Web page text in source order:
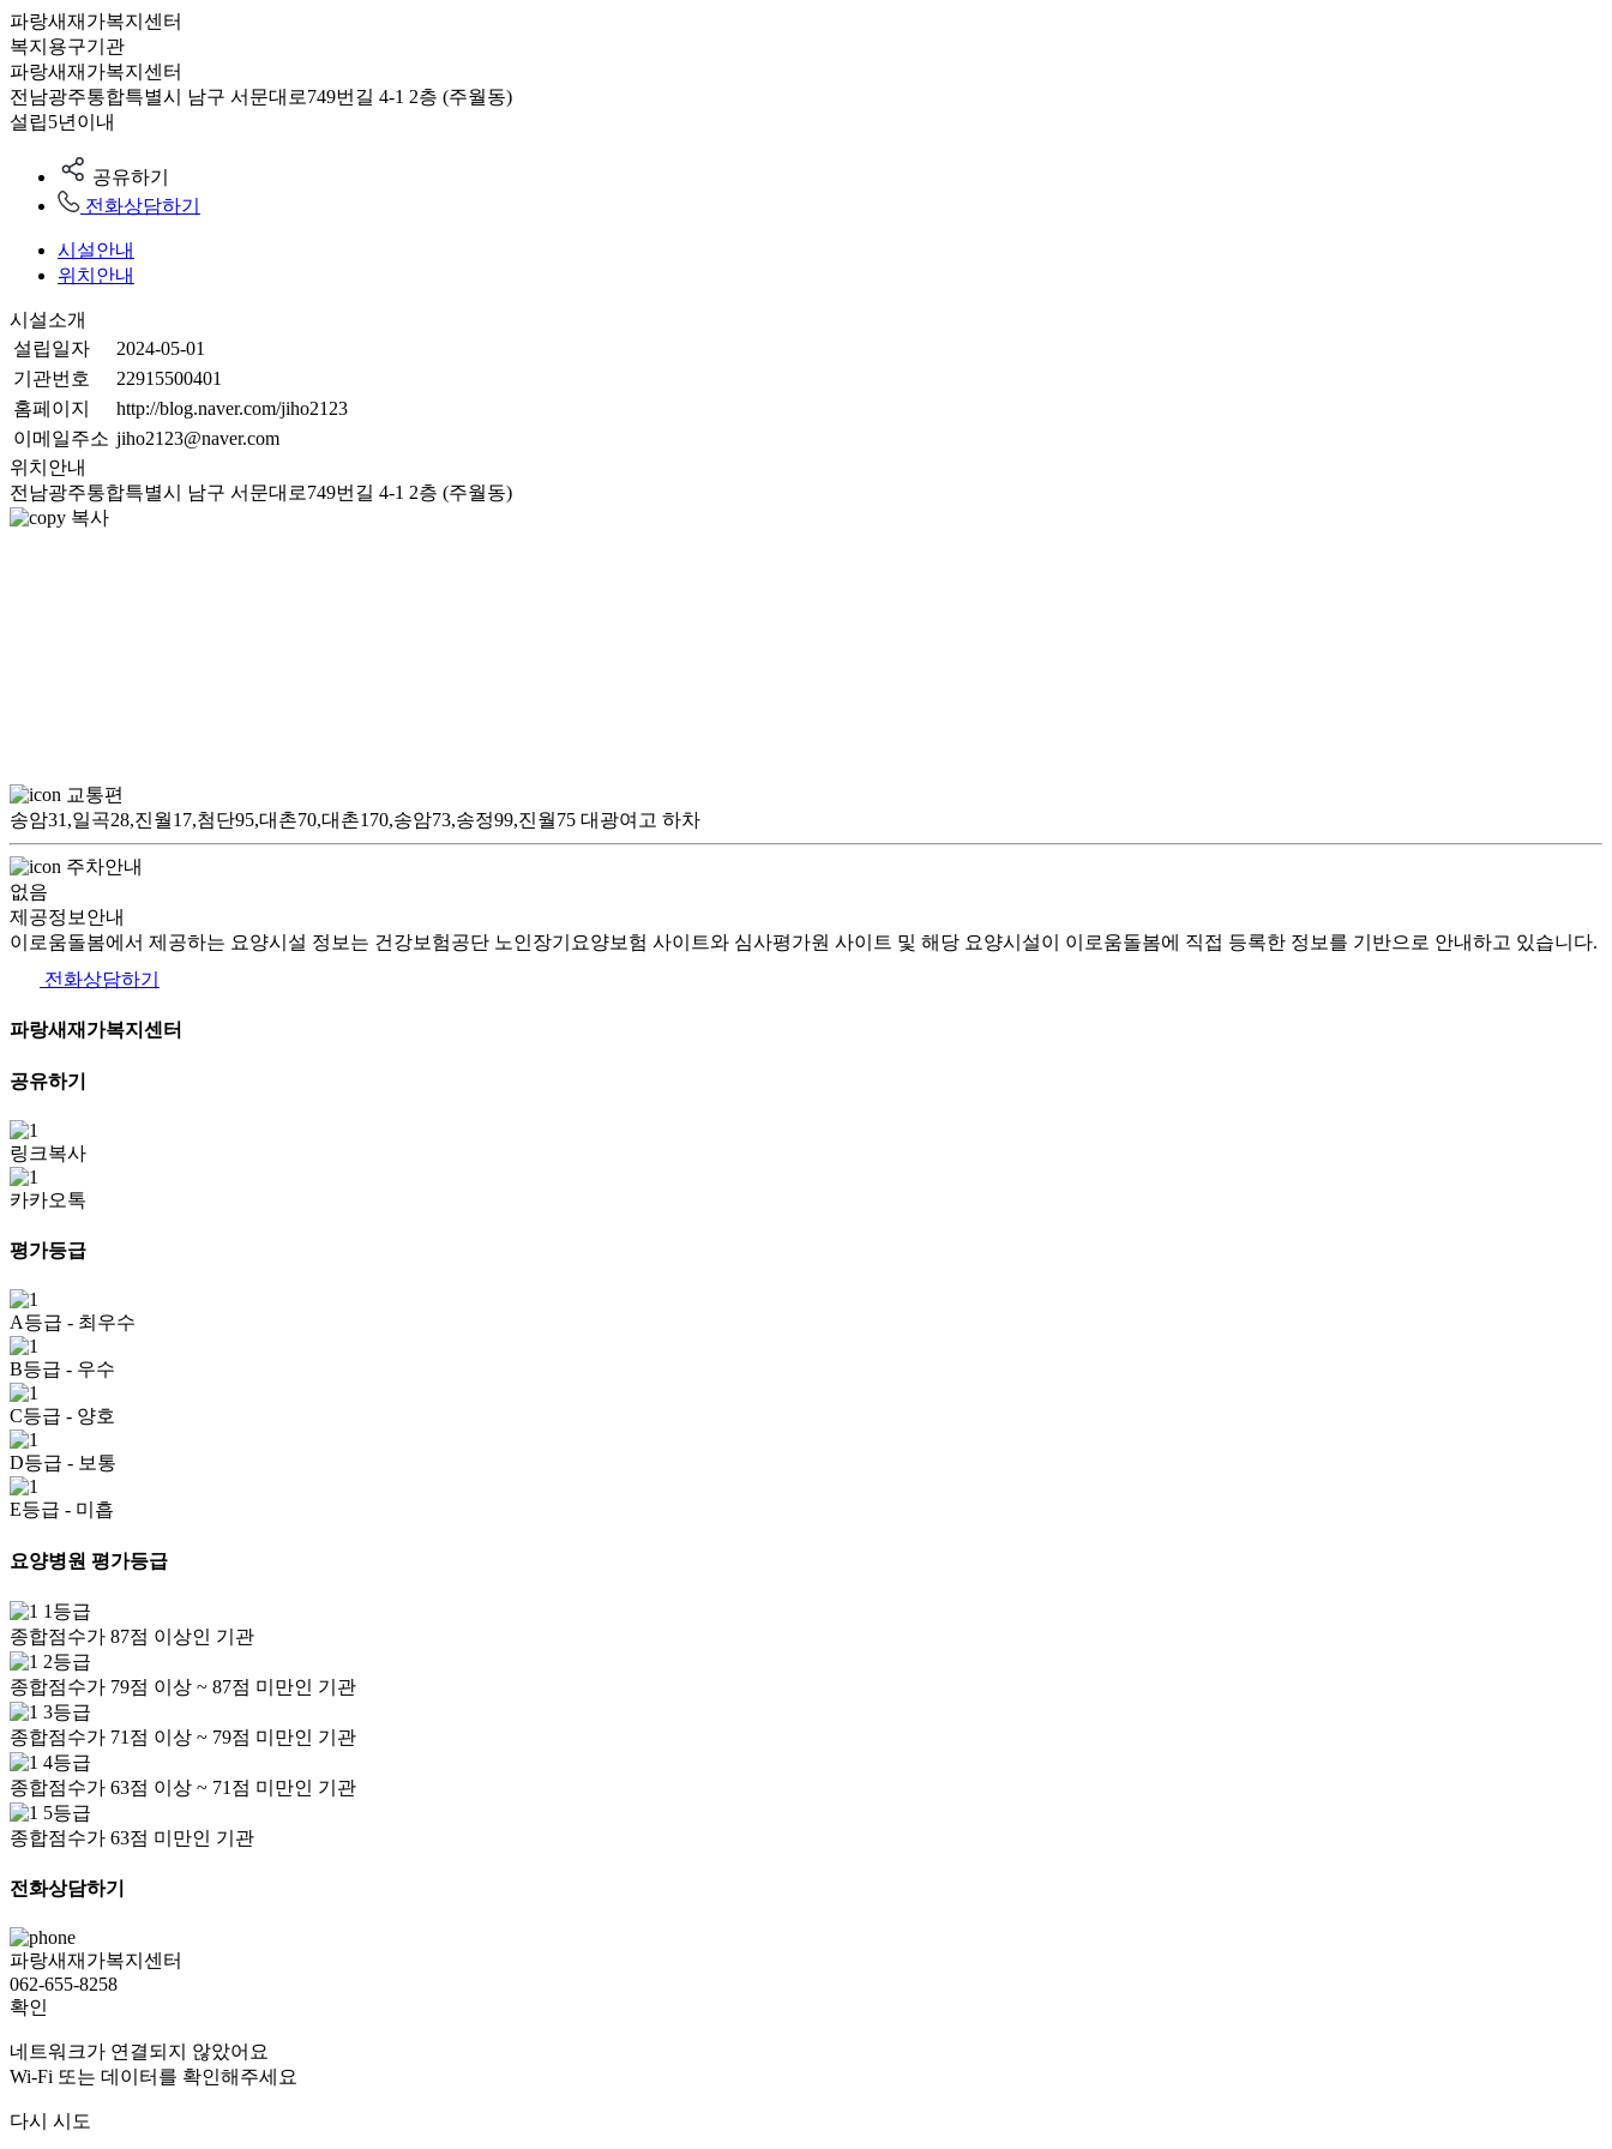
파랑새재가복지센터
복지용구기관
파랑새재가복지센터
전남광주통합특별시 남구 서문대로749번길 4-1 2층 (주월동)
설립5년이내
공유하기
전화상담하기
시설안내
위치안내
시설소개
설립일자
2024-05-01
기관번호
22915500401
홈페이지
http://blog.naver.com/jiho2123
이메일주소 jiho2123@naver.com
위치안내
전남광주통합특별시 남구 서문대로749번길 4-1 2층 (주월동)
복사
교통편
송암31,일곡28,진월17,첨단95,대촌70,대촌170,송암73,송정99,진월75 대광여고 하차
주차안내
없음
제공정보안내
이로움돌봄에서 제공하는 요양시설 정보는 건강보험공단 노인장기요양보험 사이트와 심사평가원 사이트 및 해당 요양시설이 이로움돌봄에 직접 등록한 정보를 기반으로 안내하고 있습니다.
전화상담하기
파랑새재가복지센터
공유하기
링크복사
카카오톡
평가등급
A등급 - 최우수
B등급 - 우수
C등급 - 양호
D등급 - 보통
E등급 - 미흡
요양병원 평가등급
1등급
종합점수가 87점 이상인 기관
2등급
종합점수가 79점 이상 ~ 87점 미만인 기관
3등급
종합점수가 71점 이상 ~ 79점 미만인 기관
4등급
종합점수가 63점 이상 ~ 71점 미만인 기관
5등급
종합점수가 63점 미만인 기관
전화상담하기
파랑새재가복지센터
062-655-8258
확인
네트워크가 연결되지 않았어요
Wi-Fi 또는 데이터를 확인해주세요
다시 시도